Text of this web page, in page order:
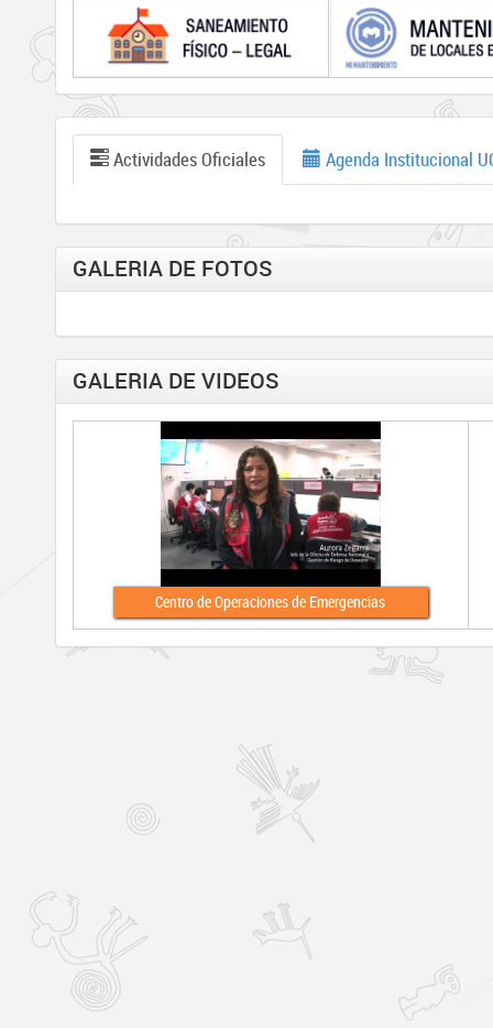
Actividades Oficiales Agenda Institucional
GALERIA DE FOTOS
GALERIA DE VIDEOS
Centro de Operaciones de Emergencias